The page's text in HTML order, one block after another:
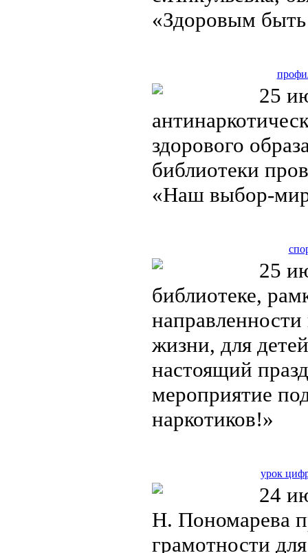
«Здоровым
25
здорового
библиотеки
«Наш выбор-
25
библиотеке,
направленности
жизни, для
настоящий
мероприятие
наркотиков!»
урок
24
Н. Пономарева
грамотности